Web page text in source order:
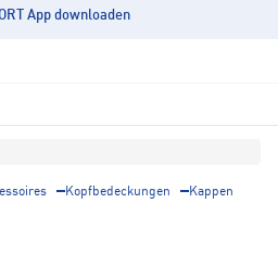
App downloaden
Kopfbedeckungen Kappen